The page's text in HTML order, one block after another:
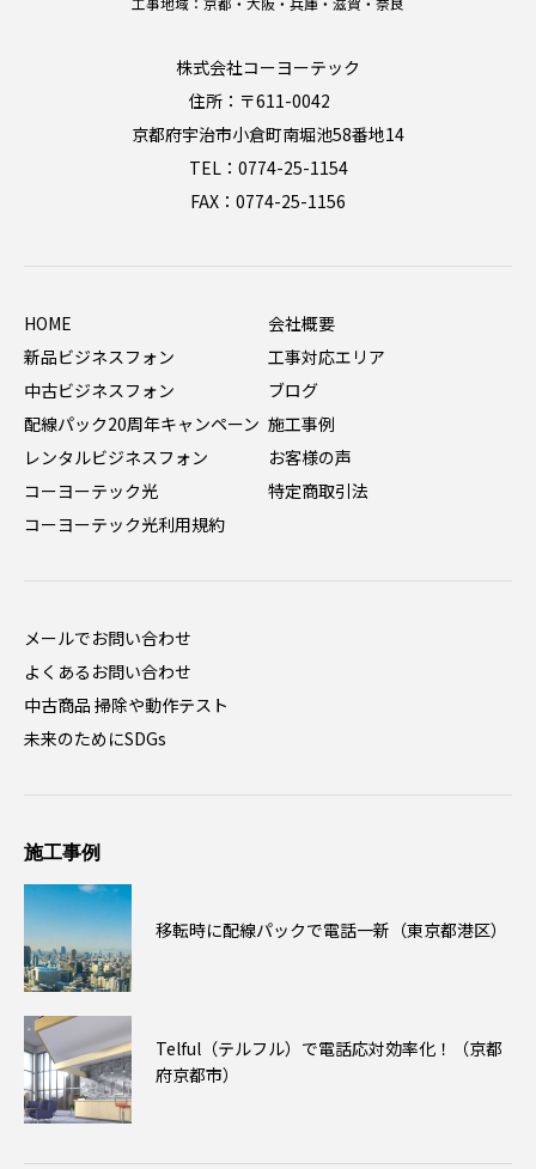
株式会社コーヨーテック
住所：〒611-0042
京都府宇治市小倉町南堀池58番地14
TEL：0774-25-1154
FAX：0774-25-1156
HOME
新品ビジネスフォン
中古ビジネスフォン
配線パック20周年キャンペーン
レンタルビジネスフォン
コーヨーテック光
コーヨーテック光利用規約
会社概要
工事対応エリア
ブログ
施工事例
お客様の声
特定商取引法
メールでお問い合わせ
よくあるお問い合わせ
中古商品 掃除や動作テスト
未来のためにSDGs
施工事例
移転時に配線パックで電話一新（東京都港区）
Telful（テルフル）で電話応対効率化！（京都
府京都市）